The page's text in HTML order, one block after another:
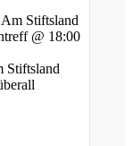
Stiftsland
@ 18:00
Stiftsland